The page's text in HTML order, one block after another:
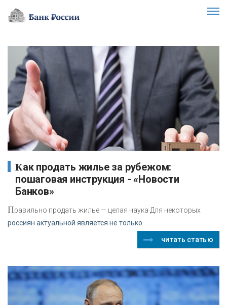
Как продать жилье за рубежом:
пошаговая инструкция - «Новости
Банков»
Правильно продать жилье — целая наука Для некоторых
россиян актуальной является не только
читать статью